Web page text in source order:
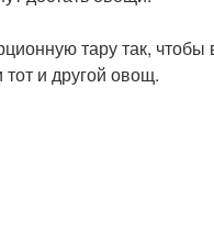
тару так,
и другой овощ.